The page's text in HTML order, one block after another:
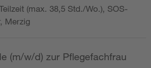
(max. 38,5 Std./Wo.), SOS-
Merzig
(m/w/d) zur Pflegefachfrau